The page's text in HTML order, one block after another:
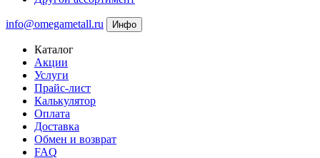
info@omegametall.ru Инфо
Каталог
Акции
Услуги
Прайс-лист
Калькулятор
Оплата
Доставка
Обмен и возврат
FAQ